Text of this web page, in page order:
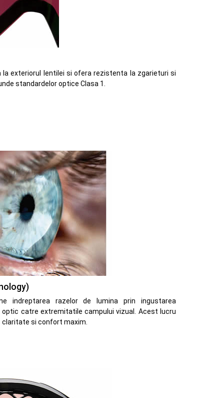
la exteriorul lentilei si ofera rezistenta la zgarieturi si
standardelor optice Clasa 1.
indreptarea razelor de lumina prin ingustarea
catre extremitatile campului vizual. Acest lucru
claritate si confort maxim.